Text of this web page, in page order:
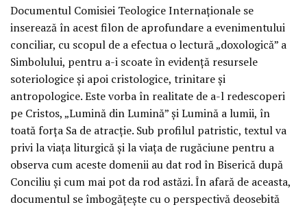
Documentul Comisiei Teologice Internaționale se
inserează în acest filon de aprofundare a evenimentului
conciliar, cu scopul de a efectua o lectură „doxologică” a
Simbolului, pentru a-i scoate în evidență resursele
soteriologice și apoi cristologice, trinitare și
antropologice. Este vorba în realitate de a-l redescoperi
pe Cristos, „Lumină din Lumină” și Lumină a lumii, în
toată forța Sa de atracție. Sub profilul patristic, textul va
privi la viața liturgică și la viața de rugăciune pentru a
observa cum aceste domenii au dat rod în Biserică după
Conciliu și cum mai pot da rod astăzi. În afară de aceasta,
documentul se îmbogățește cu o perspectivă deosebită